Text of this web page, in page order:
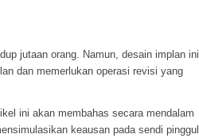
jutaan orang. Namun, desain implan ini
dan memerlukan operasi revisi yang
ini akan membahas secara mendalam
keausan pada sendi pinggul